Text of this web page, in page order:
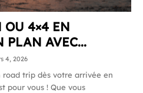
OU 4×4 EN
PLAN AVEC...
4, 2026
trip dès votre arrivée en
pour vous ! Que vous